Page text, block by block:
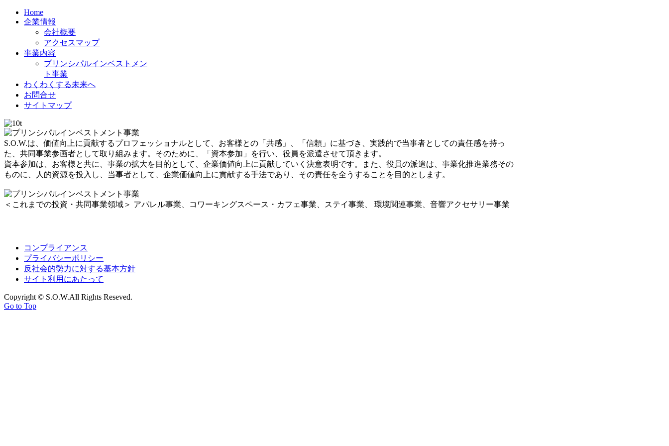
Home
企業情報
会社概要
アクセスマップ
事業内容
プリンシパルインベストメン
ト事業
わくわくする未来へ
お問合せ
サイトマップ
S.O.W.は、価値向上に貢献するプロフェッショナルとして、お客様との「共感」、「信頼」に基づき、実践的で当事者としての責任感を持っ
た、共同事業参画者として取り組みます。そのために、「資本参加」を行い、役員を派遣させて頂きます。
資本参加は、お客様と共に、事業の拡大を目的として、企業価値向上に貢献していく決意表明です。また、役員の派遣は、事業化推進業務その
ものに、人的資源を投入し、当事者として、企業価値向上に貢献する手法であり、その責任を全うすることを目的とします。
＜これまでの投資・共同事業領域＞ アパレル事業、コワーキングスペース・カフェ事業、ステイ事業、 環境関連事業、音響アクセサリー事業
コンプライアンス
プライバシーポリシー
反社会的勢力に対する基本方針
サイト利用にあたって
Copyright © S.O.W.All Rights Reseved.
Go to Top